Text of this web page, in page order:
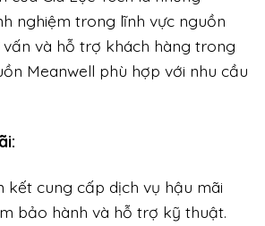
nghiệm trong lĩnh vực nguồn
vấn và hỗ trợ khách hàng trong
Meanwell phù hợp với nhu cầu
kết cung cấp dịch vụ hậu mãi
bảo hành và hỗ trợ kỹ thuật.